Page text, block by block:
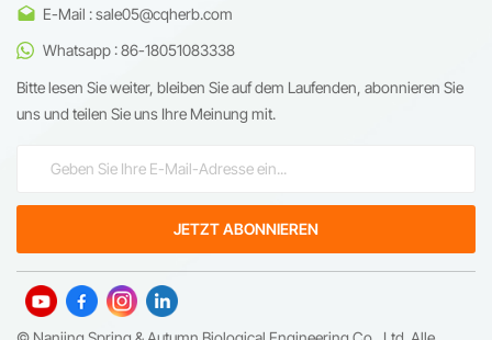
E-Mail : sale05@cqherb.com
Whatsapp : 86-18051083338
Bitte lesen Sie weiter, bleiben Sie auf dem Laufenden, abonnieren Sie
uns und teilen Sie uns Ihre Meinung mit.